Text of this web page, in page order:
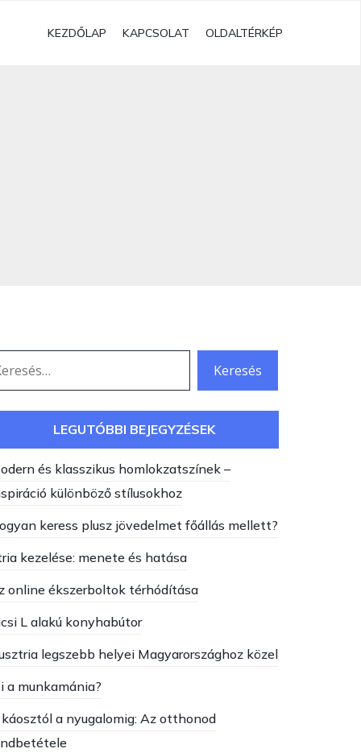
KEZDŐLAP KAPCSOLAT OLDALTÉRKÉP
LEGUTÓBBI BEJEGYZÉSEK
és klasszikus homlokzatszínek –
különböző stílusokhoz
keress plusz jövedelmet főállás mellett?
kezelése: menete és hatása
online ékszerboltok térhódítása
L alakú konyhabútor
legszebb helyei Magyarországhoz közel
a munkamánia?
a nyugalomig: Az otthonod